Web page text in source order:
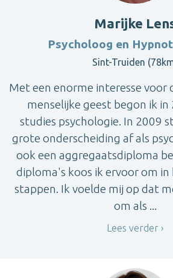
Marijke
Psycholoog en
Sint-Truiden
Met een enorme interesse voor
menselijke geest begon ik in
studies psychologie. In 2009
grote onderscheiding af als
ook een aggregaatsdiploma
diploma's koos ik ervoor om
stappen. Ik voelde mij op dat
om als ...
Lees verder